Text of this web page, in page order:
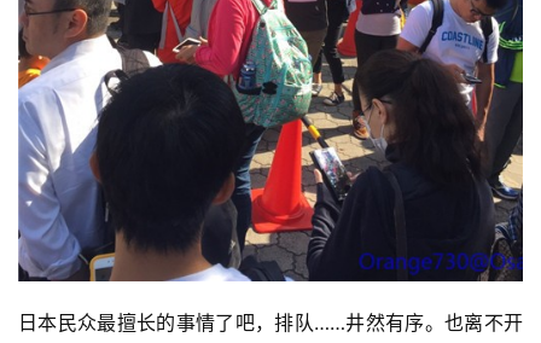
日本民众最擅长的事情了吧，排队……井然有序。也离不开